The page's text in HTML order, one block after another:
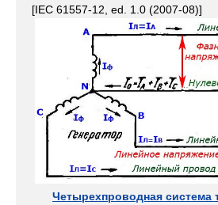
[IEC 61557-12, ed. 1.0 (2007-08)]
Четырехпроводная система